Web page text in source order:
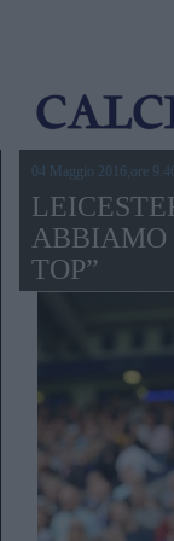
04 Maggio 2016,ore
ABBIAMO
TOP”